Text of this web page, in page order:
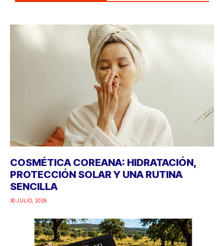
COSMÉTICA COREANA: HIDRATACIÓN,
PROTECCIÓN SOLAR Y UNA RUTINA
SENCILLA
30 JULIO, 2026